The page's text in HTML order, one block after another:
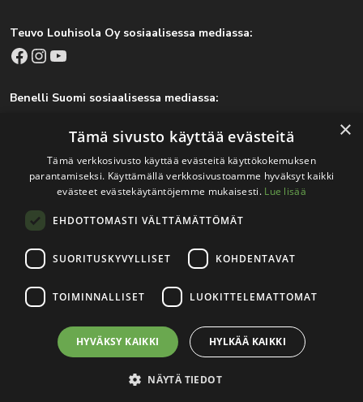
Teuvo Louhisola Oy sosiaalisessa mediassa:
Facebook Instagram YouTube
Benelli Suomi sosiaalisessa mediassa:
Tärkeitä linkkejä
Rekisteri- ja tietosuojaseloste
Jälleenmyyjät
Tapahtumat
Teuvo Louhisola Oy. Verkkosivutoteutus:Avoin.Systems
Rekisteri- ja tietosuojaseloste
×
Tämä sivusto käyttää evästeitä
Tämä verkkosivusto käyttää evästeitä käyttökokemuksen
parantamiseksi. Käyttämällä verkkosivustoamme hyväksyt kaikki
evästeet evästekäytäntöjemme mukaisesti. Lue lisää
EHDOTTOMASTI VÄLTTÄMÄTTÖMÄT
SUORITUSKYVYLLISET KOHDENTAVAT
TOIMINNALLISET LUOKITTELEMATTOMAT
HYVÄKSY KAIKKI HYLKÄÄ KAIKKI
NÄYTÄ TIEDOT